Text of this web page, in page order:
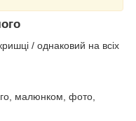
/ однаковий на всіх
малюнком, фото,